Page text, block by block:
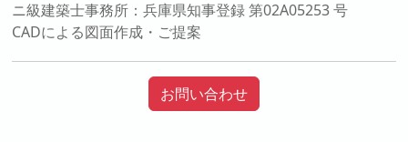
ニ級建築士事務所：兵庫県知事登録 第02A05253 号
CADによる図面作成・ご提案
お問い合わせ